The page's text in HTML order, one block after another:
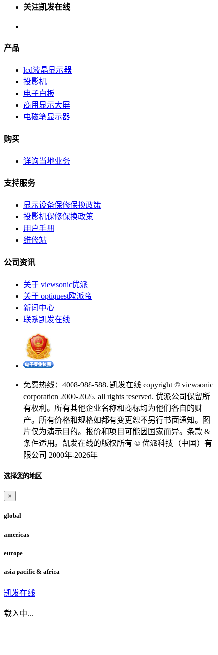
关注凯发在线
产品
lcd液晶显示器
投影机
电子白板
商用显示大屏
电磁笔显示器
购买
详询当地业务
支持服务
显示设备保修保换政策
投影机保修保换政策
用户手册
维修站
公司资讯
关于 viewsonic优派
关于 optiquest欧派帝
新闻中心
联系凯发在线
免费热线：4008-988-588. 凯发在线 copyright © viewsonic
corporation 2000-2026. all rights reserved. 优派公司保留所
有权利。所有其他企业名称和商标均为他们各自的财
产。所有价格和规格如都有变更恕不另行书面通知。图
片仅为演示目的。报价和项目可能因国家而异。条款 &
条件适用。凯发在线的版权所有 © 优派科技（中国）有
限公司 2000年-2026年
选择您的地区
×
global
americas
europe
asia pacific & africa
凯发在线
载入中...